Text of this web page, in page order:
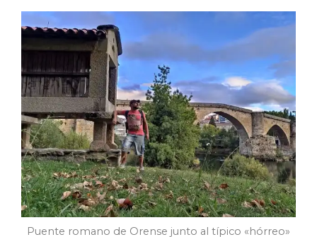
Puente romano de Orense junto al típico «hórreo»